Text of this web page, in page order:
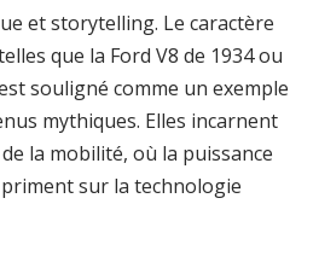
et storytelling. Le caractère
que la Ford V8 de 1934 ou
souligné comme un exemple
mythiques. Elles incarnent
la mobilité, où la puissance
sur la technologie